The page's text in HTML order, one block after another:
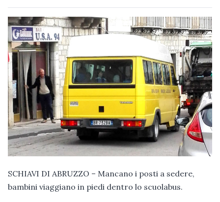
SCHIAVI DI ABRUZZO – Mancano i posti a sedere,
bambini viaggiano in piedi dentro lo scuolabus.